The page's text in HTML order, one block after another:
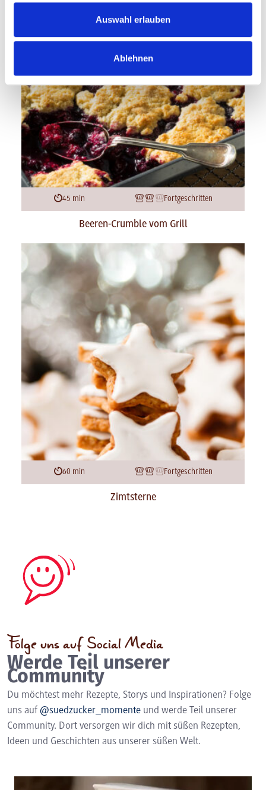
Auswahl erlauben
Ablehnen
45 min Fortgeschritten
Beeren-Crumble vom Grill
60 min Fortgeschritten
Zimtsterne
Folge uns auf Social Media
Werde Teil unserer
Community
Du möchtest mehr Rezepte, Storys und Inspirationen? Folge
uns auf @suedzucker_momente und werde Teil unserer
Community. Dort versorgen wir dich mit süßen Rezepten,
Ideen und Geschichten aus unserer süßen Welt.